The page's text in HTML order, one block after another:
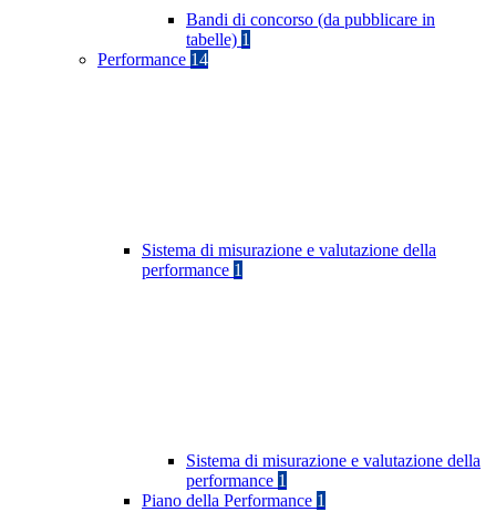
Bandi di concorso (da pubblicare in
tabelle) 1
Performance 14
Sistema di misurazione e valutazione della
performance 1
Sistema di misurazione e valutazione della
performance 1
Piano della Performance 1